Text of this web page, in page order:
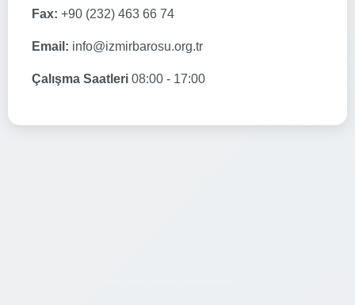
Fax: +90 (232) 463 66 74
Email: info@izmirbarosu.org.tr
Çalışma Saatleri 08:00 - 17:00